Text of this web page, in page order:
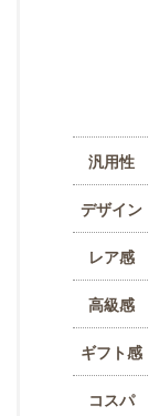
汎用性
デザイン
レア感
高級感
ギフト感
コスパ